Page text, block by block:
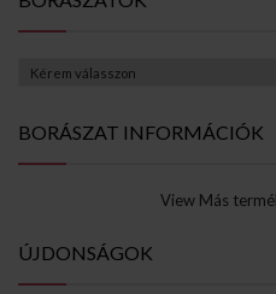
BORÁSZAT INFORMÁCIÓK
View Más
ÚJDONSÁGOK